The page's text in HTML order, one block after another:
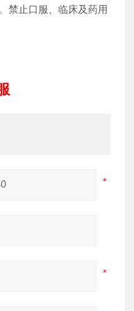
禁止口服、临床及药用